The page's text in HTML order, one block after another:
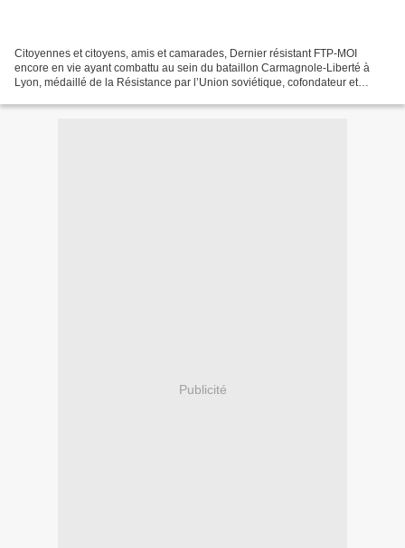
Citoyennes et citoyens, amis et camarades, Dernier résistant FTP-MOI
encore en vie ayant combattu au sein du bataillon Carmagnole-Liberté à
Lyon, médaillé de la Résistance par l’Union soviétique, cofondateur et
Publicité